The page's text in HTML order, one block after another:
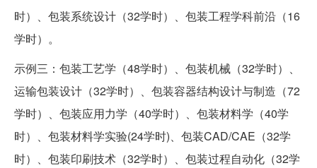
时）、包装系统设计（32学时）、包装工程学科前沿（16
学时）。
示例三：包装工艺学（48学时）、包装机械（32学时）、
运输包装设计（32学时）、包装容器结构设计与制造（72
学时）、包装应用力学（40学时）、包装材料学（40学
时）、包装材料学实验(24学时)、包装CAD/CAE（32学
时）、包装印刷技术（32学时）、包装过程自动化（32学